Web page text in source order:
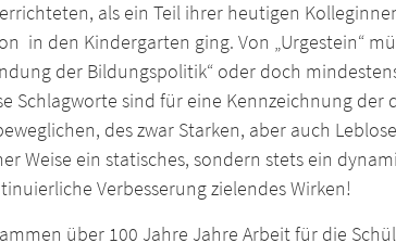
als ein Teil ihrer heutigen
in den Kindergarten ging. Von „Urgestein“
der Bildungspolitik“ oder doch
Schlagworte sind für eine Kennzeichnung
des zwar Starken, aber auch
Weise ein statisches, sondern stets ein
Verbesserung zielendes Wirken!
über 100 Jahre Jahre Arbeit für die